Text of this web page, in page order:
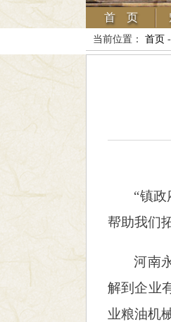
首 页
当前位置： 首页
“镇
帮助我们
河南
解到企业
业粮油机